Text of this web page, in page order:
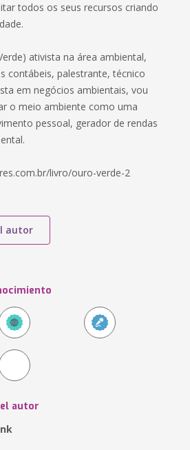
todos os seus recursos criando
ativista na área ambiental,
contábeis, palestrante, técnico
em negócios ambientais, vou
o meio ambiente como uma
pessoal, gerador de rendas
livro/ouro-verde-2
autor
autor